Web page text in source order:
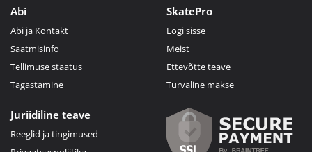
Abi
Abi ja Kontakt
Saatmisinfo
Tellimuse staatus
Tagastamine
SkatePro
Logi sisse
Meist
Ettevõtte teave
Turvaline makse
Juriidiline teave
Reeglid ja tingimused